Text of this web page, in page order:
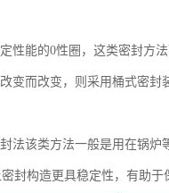
能的0性圈，这类密封方法
变而改变，则采用桶式密
法该类方法一般是用在锅炉
封构造更具稳定性，有助于